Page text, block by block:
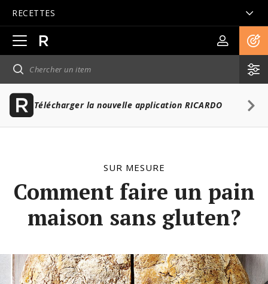
RECETTES
Ouvrir
la
navigation
principale
Télécharger la nouvelle application RICARDO
SUR MESURE
Comment faire un pain
maison sans gluten?